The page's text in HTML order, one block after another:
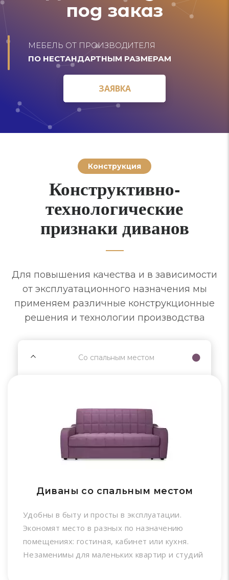
под заказ
МЕБЕЛЬ ОТ ПРОИЗВОДИТЕЛЯ
ПО НЕСТАНДАРТНЫМ РАЗМЕРАМ
ЗАЯВКА
ЗАЯВКА
Конструкция
Конструктивно-
технологические
признаки диванов
Для повышения качества и в зависимости
от эксплуатационного назначения мы
применяем различные конструкционные
решения и технологии производства
Со спальным местом
Диваны со спальным местом
Удобны в быту и просты в эксплуатации.
Экономят место в разных по назначению
помещениях: гостиная, кабинет или кухня.
Незаменимы для маленьких квартир и студий